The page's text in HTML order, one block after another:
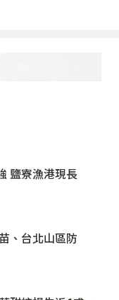
鹽寮漁港現長
、台北山區防